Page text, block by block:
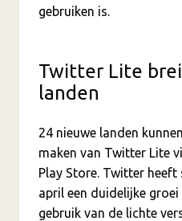
gebruiken is.
Twitter Lite
landen
24 nieuwe landen
maken van Twitter Lite
Play Store. Twitter
april een duidelijke groei
gebruik van de lichte